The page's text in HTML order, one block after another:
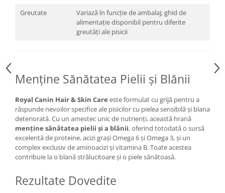
Greutate
Variază în funcție de ambalaj; ghid de
alimentație disponibil pentru diferite
greutăți ale pisicii
Menține Sănătatea Pielii și Blănii
Royal Canin Hair & Skin Care este formulat cu grijă pentru a
răspunde nevoilor specifice ale pisicilor cu pielea sensibilă și blana
deteriorată. Cu un amestec unic de nutrienți, această hrană
menține sănătatea pielii și a blănii, oferind totodată o sursă
excelentă de proteine, acizi grași Omega 6 și Omega 3, și un
complex exclusiv de aminoacizi și vitamina B. Toate acestea
contribuie la o blană strălucitoare și o piele sănătoasă.
Rezultate Dovedite